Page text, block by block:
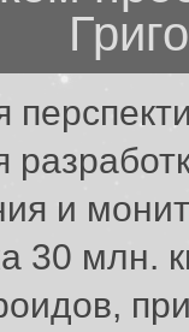
и
30 млн.